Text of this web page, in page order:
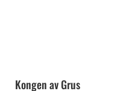
Kongen av Grus